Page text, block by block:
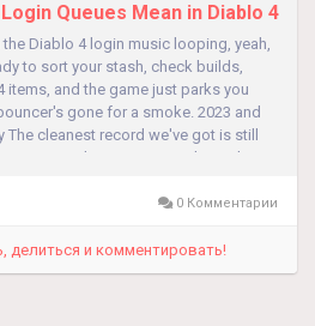
Queues Mean in Diablo 4
Diablo 4 login music looping, yeah,
to sort your stash, check builds,
items, and the game just parks you
gone for a smoke. 2023 and
The cleanest record we've got is still
8 and June 9, 2023. Blizzard CS
0 Комментарии
делиться и комментировать!